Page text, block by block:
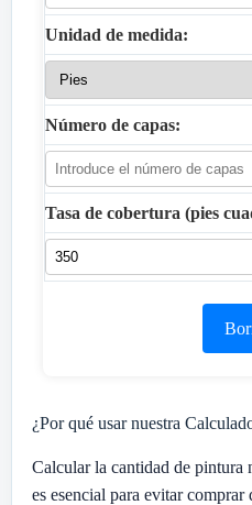
Unidad de medida:
Número de capas:
Tasa de cobertura (pies
¿Por qué usar nuestra
Calcular la cantidad de pintura
es esencial para evitar comprar